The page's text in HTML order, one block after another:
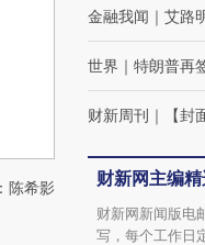
陈希影
金融我闻 ｜ 艾路
世界 ｜ 特朗普再
财新周刊 ｜ 【
财新网主编
财新网新闻版电
写，每个工作日